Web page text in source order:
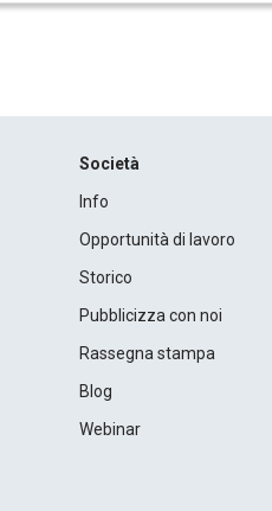
Società
Info
Opportunità di lavoro
Storico
Pubblicizza con noi
Rassegna stampa
Blog
Webinar